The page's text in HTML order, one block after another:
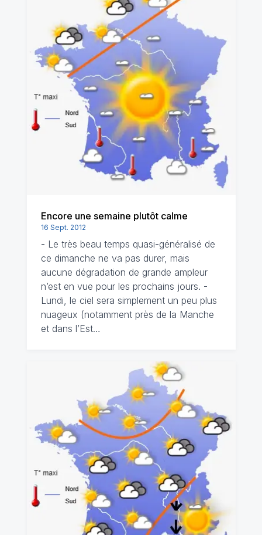
Encore une semaine plutôt calme
16 Sept. 2012
- Le très beau temps quasi-généralisé de
ce dimanche ne va pas durer, mais
aucune dégradation de grande ampleur
n’est en vue pour les prochains jours. -
Lundi, le ciel sera simplement un peu plus
nuageux (notamment près de la Manche
et dans l’Est…